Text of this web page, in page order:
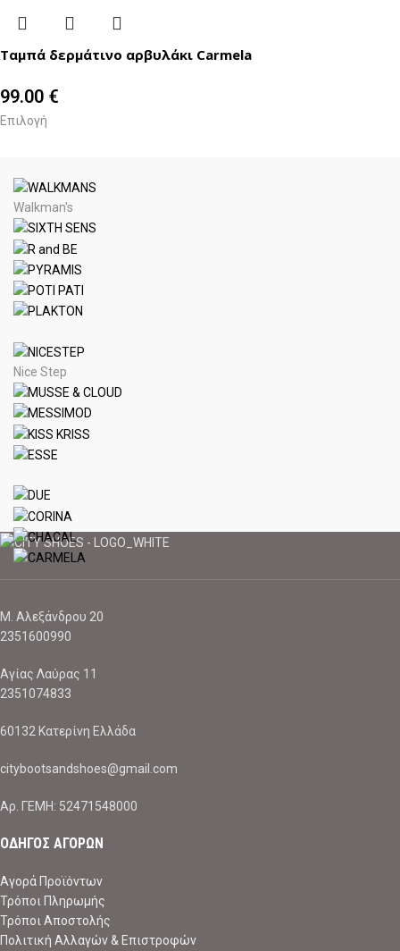
Ταμπά δερμάτινο αρβυλάκι Carmela
99.00 €
Επιλογή
Walkman's
Nice Step
Μ. Αλεξάνδρου 20
2351600990
Αγίας Λαύρας 11
2351074833
60132 Κατερίνη Ελλάδα
citybootsandshoes@gmail.com
Aρ. ΓΕΜΗ: 52471548000
ΟΔΗΓΟΣ ΑΓΟΡΩΝ
Αγορά Προϊόντων
Τρόποι Πληρωμής
Τρόποι Αποστολής
Πολιτική Αλλαγών & Επιστροφών